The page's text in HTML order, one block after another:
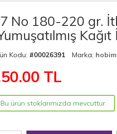
No 180-220 gr.
Kodu: #00026391 Marka:
TL
Bu ürün stoklarımızda mevcuttur.